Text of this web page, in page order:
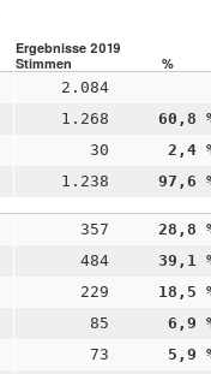
Ergebnisse 2019
Stimmen
%
2.084
1.268 60,8
30 2,4
1.238 97,6
357 28,8
484 39,1
229 18,5
85 6,9
73 5,9